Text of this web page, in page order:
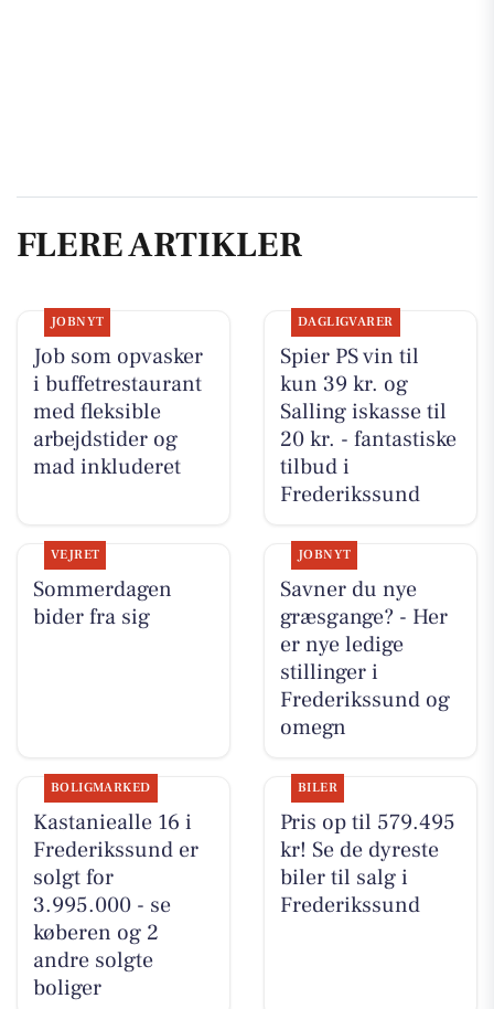
FLERE ARTIKLER
JOBNYT
Job som opvasker
i buffetrestaurant
med fleksible
arbejdstider og
mad inkluderet
DAGLIGVARER
Spier PS vin til
kun 39 kr. og
Salling iskasse til
20 kr. - fantastiske
tilbud i
Frederikssund
VEJRET
Sommerdagen
bider fra sig
JOBNYT
Savner du nye
græsgange? - Her
er nye ledige
stillinger i
Frederikssund og
omegn
BOLIGMARKED
Kastaniealle 16 i
Frederikssund er
solgt for
3.995.000 - se
køberen og 2
andre solgte
boliger
BILER
Pris op til 579.495
kr! Se de dyreste
biler til salg i
Frederikssund